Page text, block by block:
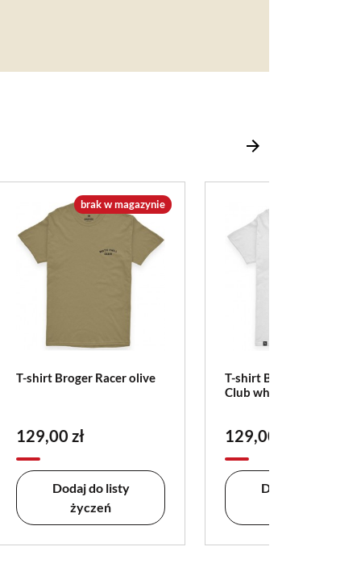
brak w magazynie
T-shirt Broger Racer olive
129,00 zł
Dodaj do listy
życzeń
T-shirt Broger Moto
Club white
129,00 zł
Dodaj do listy